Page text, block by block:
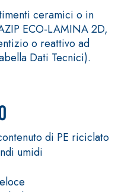
ceramici o in
ECO-LAMINA 2D,
o reattivo ad
Dati Tecnici).
di PE riciclato
umidi
basso spessore in
ambienti interni.